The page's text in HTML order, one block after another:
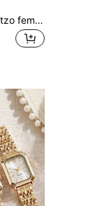
Glisma Relógio de quartzo feminino moderno com caixa de liga e design exclusivo de cobra com strass, alto custo-benefício